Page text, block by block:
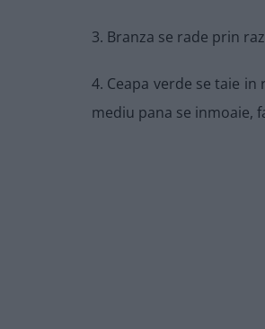
3. Branza se rade prin
4. Ceapa verde se taie
mediu pana se inmoaie,